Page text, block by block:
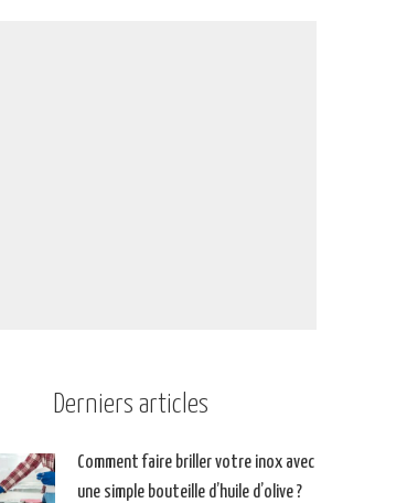
Derniers articles
Comment faire briller votre inox avec
une simple bouteille d’huile d’olive ?